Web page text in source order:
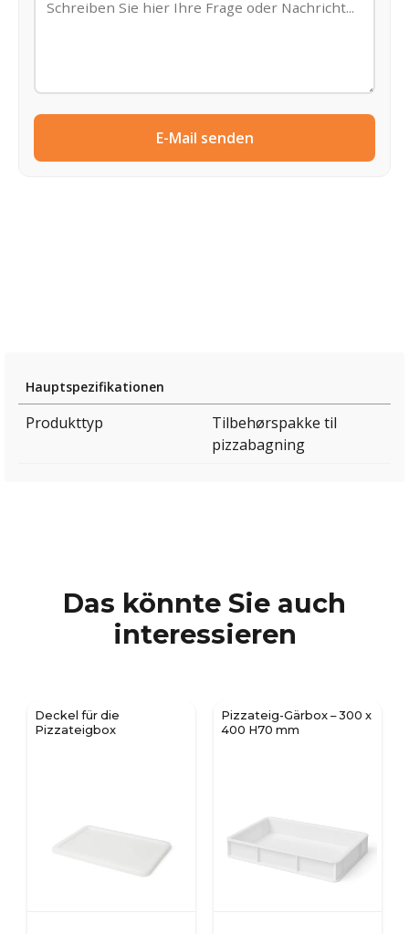
E-Mail senden
Hauptspezifikationen
Produkttyp
Tilbehørspakke til
pizzabagning
Das könnte Sie auch
interessieren
Pizzateig-Gärbox – 300 x
400 H70 mm
PeelPro 33 Aluminium
Pizzaspachtel